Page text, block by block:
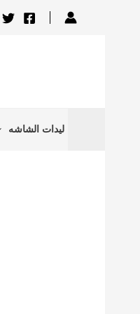
ليدات الشاشه